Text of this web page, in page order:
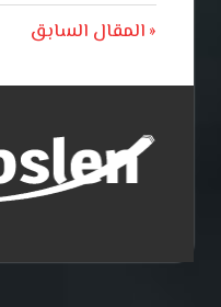
تصفّح
المقالات
Previous
المقال السابق